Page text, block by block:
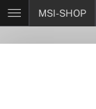
MSI-SHOP